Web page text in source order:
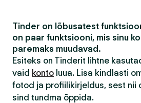
Tinder on lõbusatest
on paar funktsiooni, mis sinu
paremaks muudavad.
Esiteks on Tinderit lihtne
vaid konto luua. Lisa kindlasti
fotod ja profiilikirjeldus, sest nii
sind tundma õppida.